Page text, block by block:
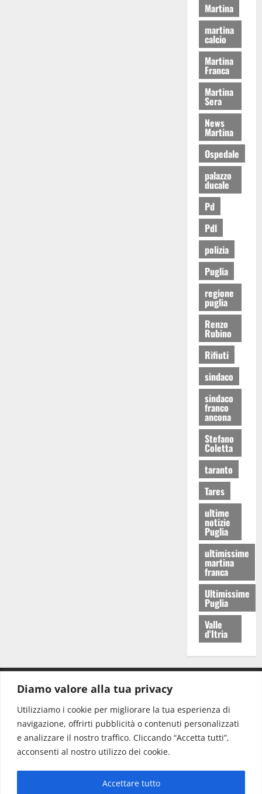
Diamo valore alla tua privacy
Utilizziamo i cookie per migliorare la tua esperienza di
navigazione, offrirti pubblicità o contenuti personalizzati
e analizzare il nostro traffico. Cliccando “Accetta tutti”,
acconsenti al nostro utilizzo dei cookie.
Accettare tutto
Martina
martina
calcio
Martina
Franca
Martina
Sera
News
Martina
Ospedale
palazzo
ducale
Pd
Pdl
polizia
Puglia
regione
puglia
Renzo
Rubino
Rifiuti
sindaco
sindaco
franco
ancona
Stefano
Coletta
taranto
Tares
ultime
notizie
Puglia
ultimissime
martina
franca
Ultimissime
Puglia
Valle
d'Itria
Redazione: redazione@www.martinasera.it
Direttore:direttore@www.martinasera.it
Info & Commerciale:info@www.martinasera.it